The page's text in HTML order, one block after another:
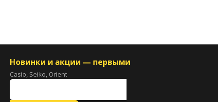
Новинки и акции — первыми
Casio, Seiko, Orient